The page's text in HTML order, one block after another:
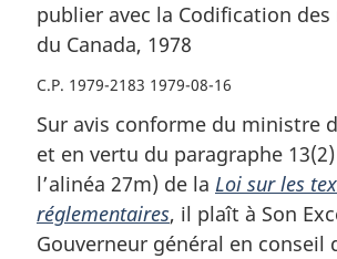
publier avec la Codification
du Canada, 1978
C.P. 1979-2183 1979-08-16
Sur avis conforme du ministre
et en vertu du paragraphe
l’alinéa 27m) de la Loi sur les
réglementaires, il plaît à Son
Gouverneur général en conseil